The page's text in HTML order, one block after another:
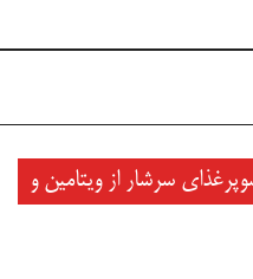
این سوپرغذای سرشار از ویتامین و